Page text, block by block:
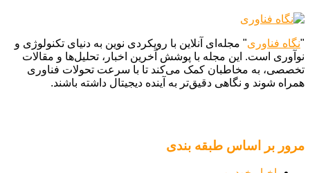
"نگاه فناوری" مجله‌ای آنلاین با رویکردی نوین به دنیای تکنولوژی و
نوآوری است. این مجله با پوشش آخرین اخبار، تحلیل‌ها و مقالات
تخصصی، به مخاطبان کمک می‌کند تا با سرعت تحولات فناوری
همراه شوند و نگاهی دقیق‌تر به آینده دیجیتال داشته باشند.
مرور بر اساس طبقه بندی